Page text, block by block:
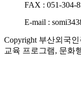
FAX : 051-304-
E-mail :
Copyright 부산외국
교육 프로그램, 문화